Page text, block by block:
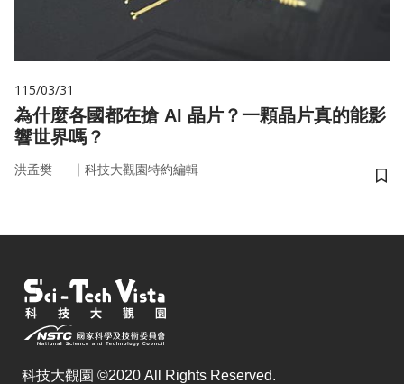
115/03/31
為什麼各國都在搶 AI 晶片？一顆晶片真的能影
響世界嗎？
洪孟樊 ｜ 科技大觀園特約編輯
儲
科技大觀園 ©2020 All Rights Reserved.